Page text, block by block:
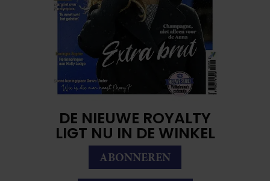
DE NIEUWE ROYALTY
LIGT NU IN DE WINKEL
ABONNEREN